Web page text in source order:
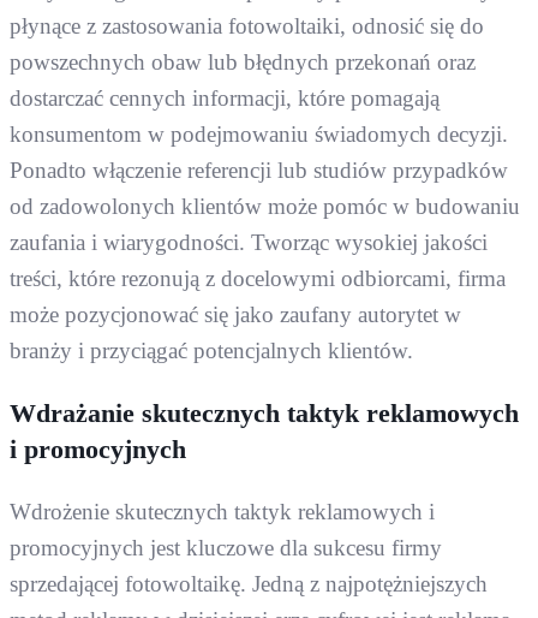
płynące z zastosowania fotowoltaiki, odnosić się do
powszechnych obaw lub błędnych przekonań oraz
dostarczać cennych informacji, które pomagają
konsumentom w podejmowaniu świadomych decyzji.
Ponadto włączenie referencji lub studiów przypadków
od zadowolonych klientów może pomóc w budowaniu
zaufania i wiarygodności. Tworząc wysokiej jakości
treści, które rezonują z docelowymi odbiorcami, firma
może pozycjonować się jako zaufany autorytet w
branży i przyciągać potencjalnych klientów.
Wdrażanie skutecznych taktyk reklamowych
i promocyjnych
Wdrożenie skutecznych taktyk reklamowych i
promocyjnych jest kluczowe dla sukcesu firmy
sprzedającej fotowoltaikę. Jedną z najpotężniejszych